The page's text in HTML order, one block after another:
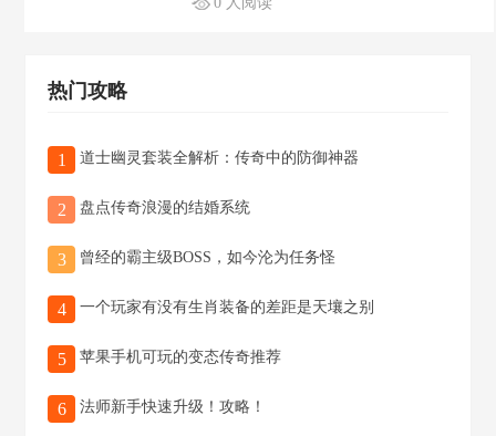
热门攻略
1 道士幽灵套装全解析：传奇中的防御神器
2 盘点传奇浪漫的结婚系统
3 曾经的霸主级BOSS，如今沦为任务怪
4 一个玩家有没有生肖装备的差距是天壤之别
5 苹果手机可玩的变态传奇推荐
6 法师新手快速升级！攻略！